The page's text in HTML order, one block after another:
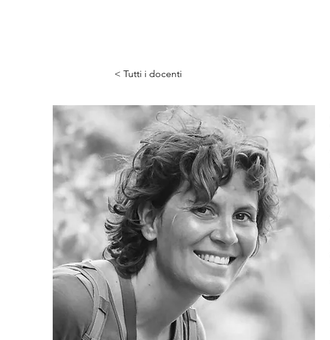
< Tutti i docenti